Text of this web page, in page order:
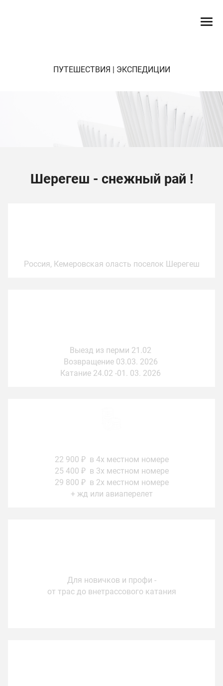
ПУТЕШЕСТВИЯ | ЭКСПЕДИЦИИ
Шерегеш - снежный рай !
Россия, Кемеровская оласть поселок Шерегеш
Выезд из перми 21.02
Возвращение 03.03. 2026
Катание 24.02 -01. 03. 2026
22 900 ₽ в 4х местном номере
25 400 ₽ в 3х местном номере
29 800 ₽ в 2х местном номере
+ жд или авиаперелет
Для новичков и профи -
от трас до внетрассового катания